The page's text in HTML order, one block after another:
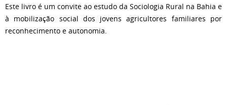
Este livro é um convite ao estudo da Sociologia Rural na Bahia e
à mobilização social dos jovens agricultores familiares por
reconhecimento e autonomia.